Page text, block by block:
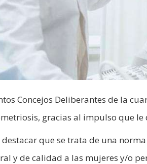
Concejos Deliberantes de la
gracias al impulso que
destacar que se trata de una
y de calidad a las mujeres y/o